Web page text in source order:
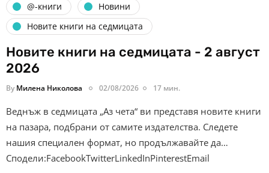
@-книги
Новини
Новите книги на седмицата
Новите книги на седмицата - 2 август
2026
By Милена Николова 02/08/2026 17 мин.
Веднъж в седмицата „Аз чета“ ви представя новите книги
на пазара, подбрани от самите издателства. Следете
нашия специален формат, но продължавайте да…
Сподели:FacebookTwitterLinkedInPinterestEmail